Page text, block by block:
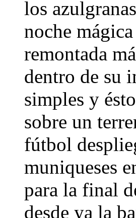
los
noche
remontada
dentro de su
simples y
sobre un
fútbol
muniqueses
para la final
desde ya la